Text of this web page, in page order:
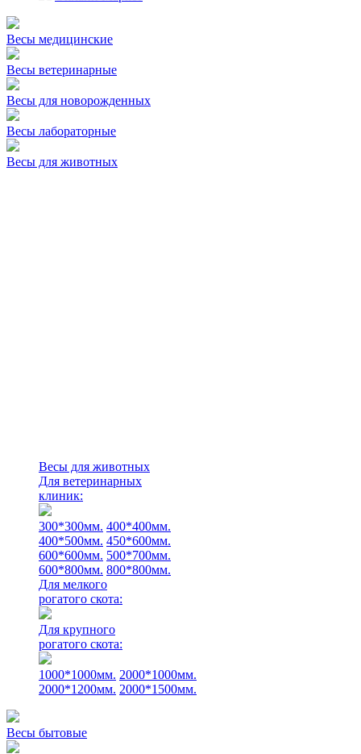
Весы медицинские
Весы ветеринарные
Весы для новорожденных
Весы лабораторные
Весы для животных
Весы для животных
Для ветеринарных
клиник:
300*300мм. 400*400мм.
400*500мм. 450*600мм.
600*600мм. 500*700мм.
600*800мм. 800*800мм.
Для мелкого
рогатого скота:
Для крупного
рогатого скота:
1000*1000мм. 2000*1000мм.
2000*1200мм. 2000*1500мм.
Весы бытовые